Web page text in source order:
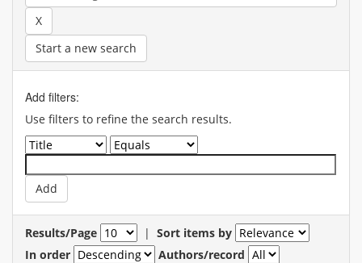
Start a new search
Add filters:
Use filters to refine the search results.
Results/Page | Sort items by
In order
Authors/record